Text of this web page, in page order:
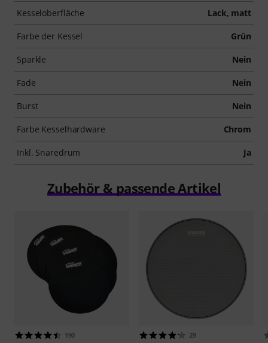
Kesseloberfläche Lack, matt
Farbe der Kessel Grün
Sparkle Nein
Fade Nein
Burst Nein
Farbe Kesselhardware Chrom
Inkl. Snaredrum Ja
Zubehör & passende Artikel
190 29